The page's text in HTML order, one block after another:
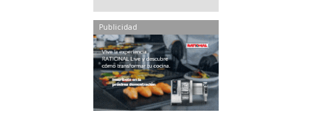
Publicidad